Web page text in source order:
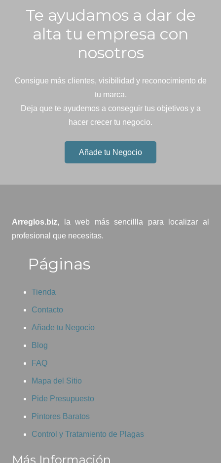
Te ayudamos a dar de
alta tu empresa con
nosotros
Consigue más clientes, visibilidad y reconocimiento de
tu marca.
Deja que te ayudemos a conseguir tus objetivos y a
hacer crecer tu negocio.
Añade tu Negocio
Arreglos.biz,
la web más sencillla para localizar al
profesional que necesitas.
Páginas
Tienda
Contacto
Añade tu Negocio
Blog
FAQ
Mapa del Sitio
Pide Presupuesto
Pintores Baratos
Control y Tratamiento de Plagas
Más Información